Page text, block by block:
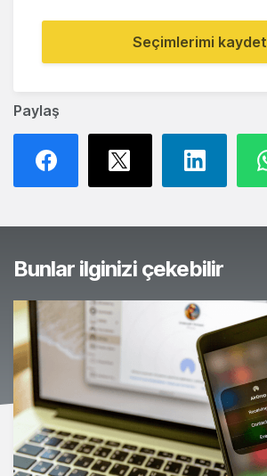
Paylaş
Seçimlerimi kaydet
Bunlar ilginizi çekebilir